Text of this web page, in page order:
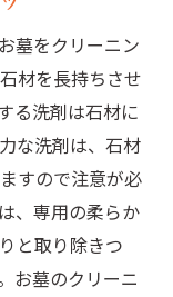
墓をクリーニン
材を長持ちさせ
る洗剤は石材に
な洗剤は、石材
すので注意が必
、専用の柔らか
と取り除きつ
お墓のクリーニ